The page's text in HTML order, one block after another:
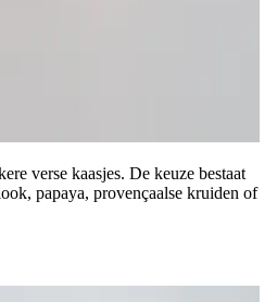
verse kaasjes. De keuze bestaat
papaya, provençaalse kruiden of